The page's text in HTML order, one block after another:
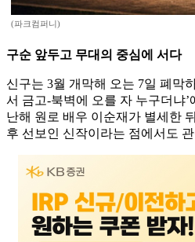
(파크컴퍼니)
구순 앞두고 무대의 중심에 서다
신구는 3월 개막해 오는 7일 폐막
서 금고-북벽에 오를 자 누구더냐’
난해 원로 배우 이순재가 별세한
후 선보인 신작이라는 점에서도